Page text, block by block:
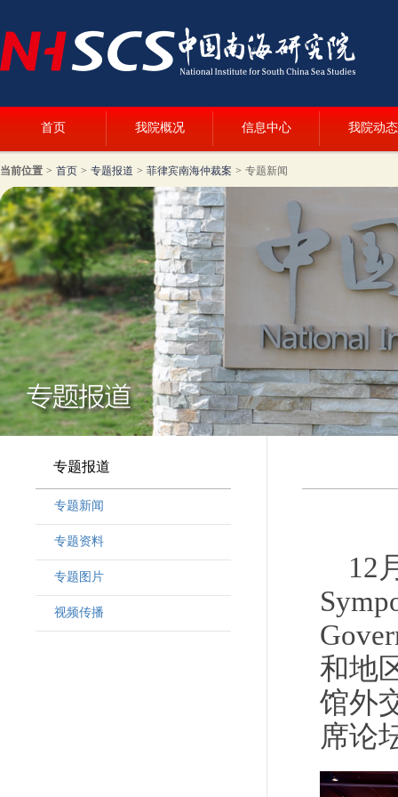
首页 我院概况 信息中心 我院动态
当前位置 > 首页 > 专题报道 > 菲律宾南海仲裁案 > 专题新闻
专题报道
专题新闻
专题资料
专题图片
视频传播
12
和地
馆外
席论